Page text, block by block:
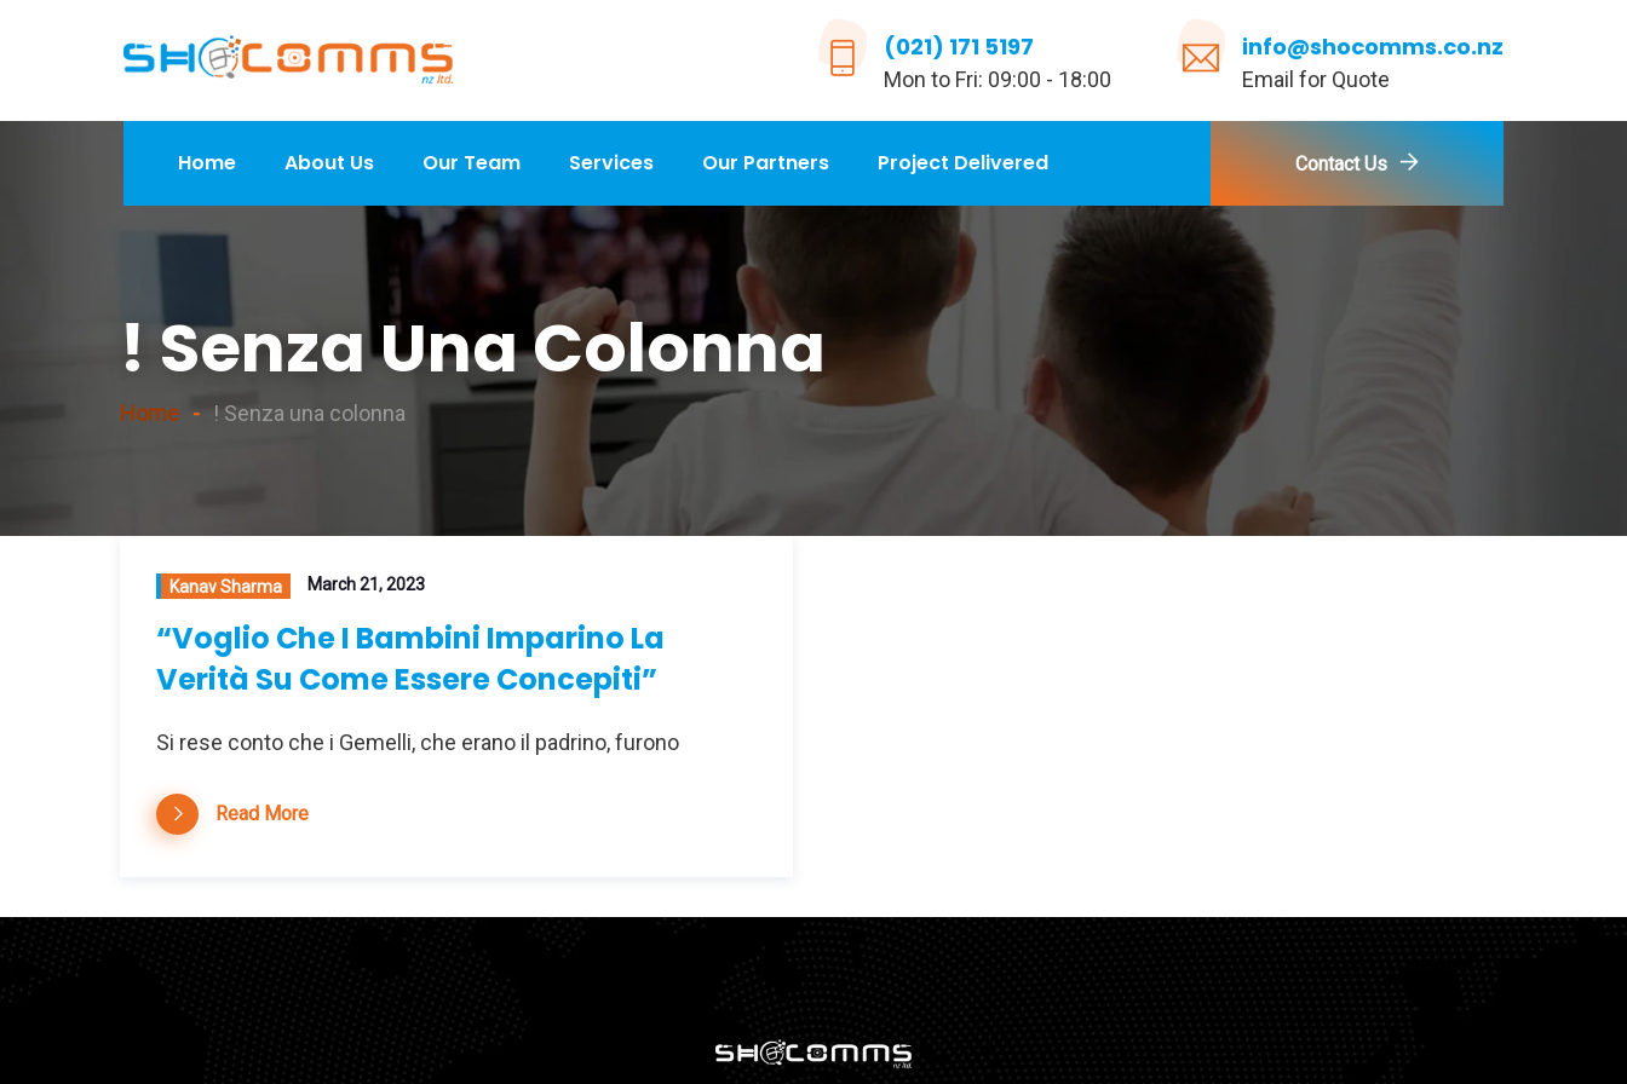
(021) 171 5197
Mon to Fri: 09:00 - 18:00
info@shocomms.co.nz
Email for Quote
Home About Us Our Team Services Our Partners Project Delivered Contact Us
! Senza Una Colonna
Home ! Senza una colonna
Kanav Sharma March 21, 2023
“Voglio Che I Bambini Imparino La
Verità Su Come Essere Concepiti”
Si rese conto che i Gemelli, che erano il padrino, furono
Read More